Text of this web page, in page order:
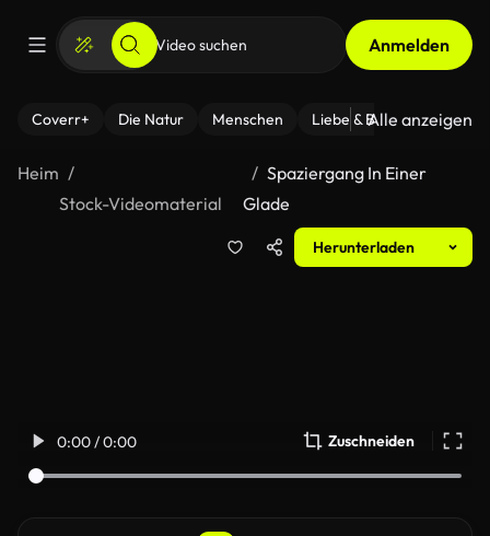
Anmelden
Coverr+ Die Natur Menschen Liebe & Beziehungen
Alle anzeigen
Heim
Stock-Videomaterial
Spaziergang In Einer
Glade
Herunterladen
0:00 / 0:00 Zuschneiden